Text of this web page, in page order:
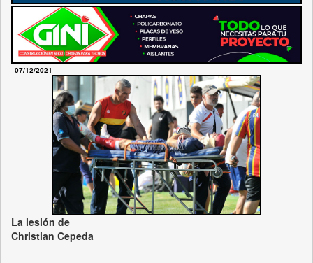
07/12/2021
La lesión de
Christian Cepeda